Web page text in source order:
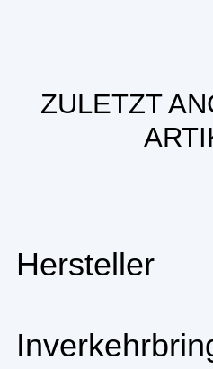
ZULETZT
Hersteller